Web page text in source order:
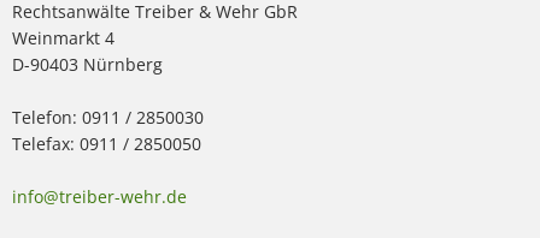
Rechtsanwälte Treiber & Wehr GbR
Weinmarkt 4
D-90403 Nürnberg
Telefon: 0911 / 2850030
Telefax: 0911 / 2850050
info@treiber-wehr.de